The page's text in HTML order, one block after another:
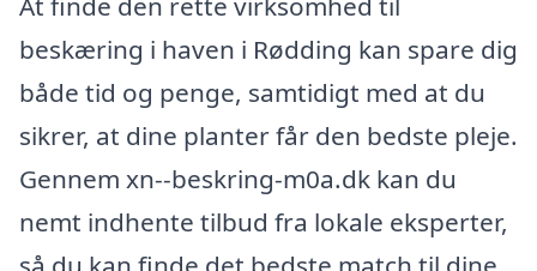
beskæring i haven i Rødding kan spare dig
både tid og penge, samtidigt med at du
sikrer, at dine planter får den bedste pleje.
Gennem xn--beskring-m0a.dk kan du
nemt indhente tilbud fra lokale eksperter,